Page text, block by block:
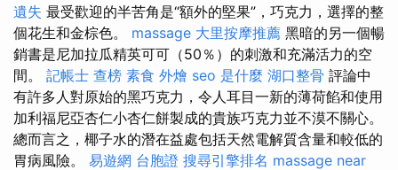
遺失 最受歡迎的半苦角是“額外的堅果”，巧克力，選擇的整
個花生和金棕色。 massage 大里按摩推薦 黑暗的另一個暢
銷書是尼加拉瓜精英可可（50％）的刺激和充滿活力的空
間。 記帳士 查榜 素食 外燴 seo 是什麼 湖口整骨 評論中
有許多人對原始的黑巧克力，令人耳目一新的薄荷餡和使用
加利福尼亞杏仁小杏仁餅製成的貴族巧克力並不漠不關心。
總而言之，椰子水的潛在益處包括天然電解質含量和較低的
胃病風險。 易遊網 台胞證 搜尋引擎排名 massage near